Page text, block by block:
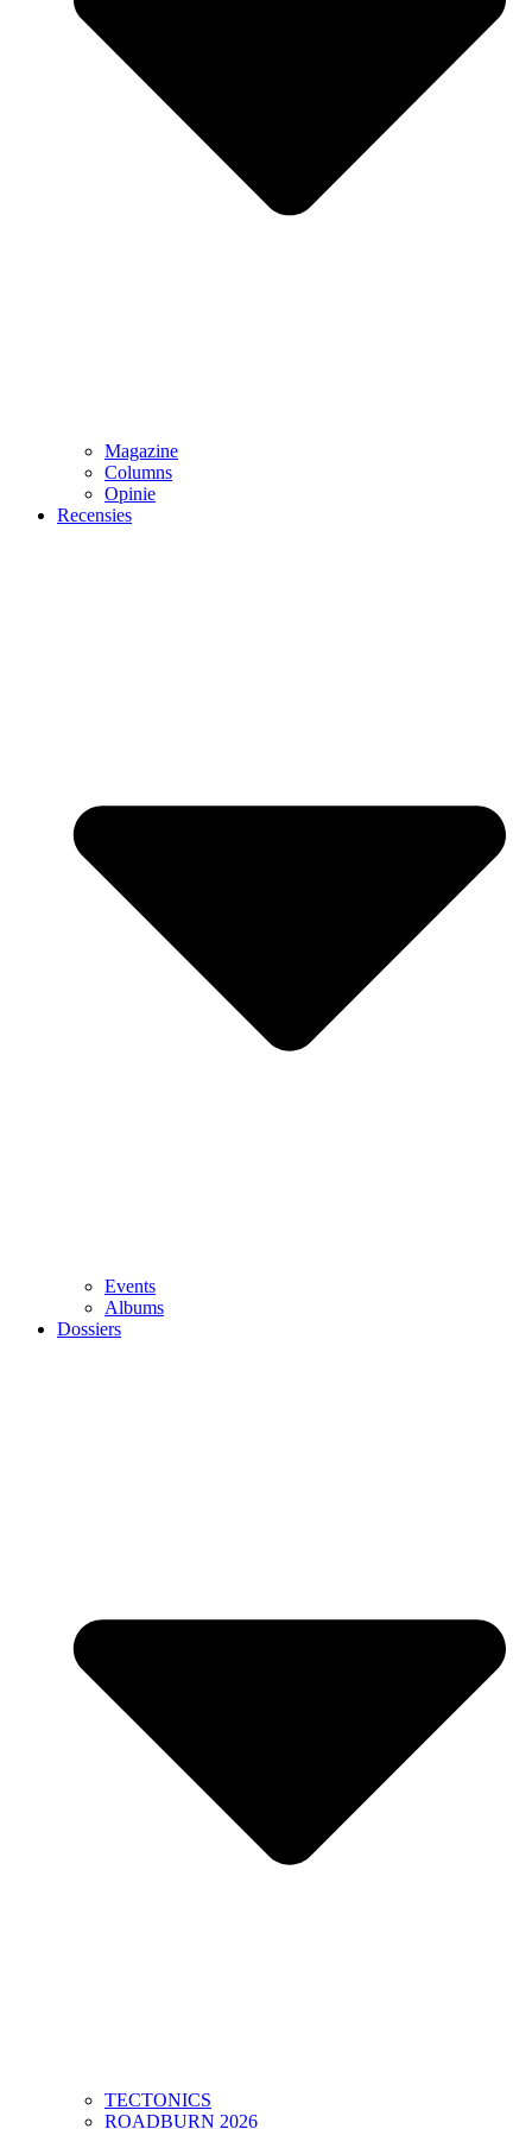
Magazine
Columns
Opinie
Recensies
Events
Albums
Dossiers
TECTONICS
ROADBURN 2026